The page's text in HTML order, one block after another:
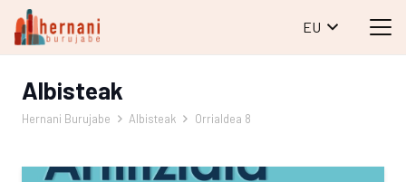
EU
Albisteak
Hernani Burujabe Albisteak Orrialdea 8